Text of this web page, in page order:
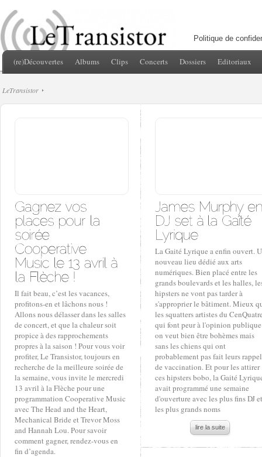
Politique de
(re)Découvertes Albums Clips Concerts Dossiers Editoriaux
LeTransistor
Il fait beau, c’est les vacances,
profitons-en et lâchons nous !
Allons nous délasser dans les salles
de concert, et que la chaleur soit
propice à des rapprochements
propres à la saison ! Pour vous voir
profiter, Le Transistor, toujours en
recherche de la meilleure soirée de
la semaine, vous invite le mercredi
13 avril à la Flèche pour une
programmation Cooperative Music
avec The Head and the Heart,
Mechanical Bride et Trevor Moss
and Hannah Lou. Pour savoir
comment gagner, rendez-vous en
fin d’agenda.
La Gaité Lyrique a enfin ouvert.
nouveau lieu dédié aux arts
numériques. Bien placé entre les
grands boulevards et les halles,
hipsters ne vont pas tarder à
s'approprier le bâtiment. Mieux
les squatters artistes du
qui font peur à l'opinion
on veut bien être bohèmes mais
sans les chiens qui ont
probablement pas fait leurs
de vaccination. Et pour les attirer
ces hipsters bobo, la Gaité
avait programmé une semaine
d'ouverture avec les plus fins DJ et
les plus grands noms
lire la suite